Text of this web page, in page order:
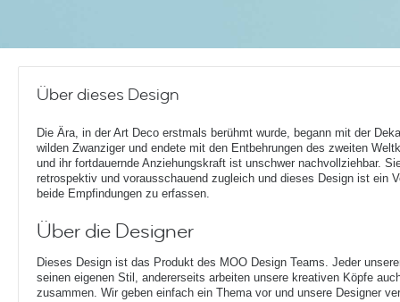
Über dieses Design
Die Ära, in der Art Deco erstmals berühmt wurde, begann mit der
wilden Zwanziger und endete mit den Entbehrungen des zweiten
und ihr fortdauernde Anziehungskraft ist unschwer nachvollziehbar.
retrospektiv und vorausschauend zugleich und dieses Design ist ein
beide Empfindungen zu erfassen.
Über die Designer
Dieses Design ist das Produkt des MOO Design Teams. Jeder
seinen eigenen Stil, andererseits arbeiten unsere kreativen Köpfe
zusammen. Wir geben einfach ein Thema vor und unsere Designer